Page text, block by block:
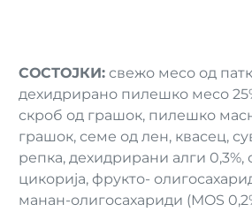
СОСТОЈКИ: свежо месо од
дехидрирано пилешко месо
скроб од грашок, пилешко
грашок, семе од лен, квасец,
репка, дехидрирани алги 0,3%,
цикорија, фрукто-
манан-олигосахариди (MOS